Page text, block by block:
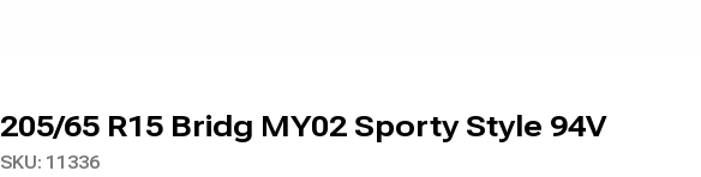
205/65 R15 Bridg MY02 Sporty Style 94V
SKU: 11336